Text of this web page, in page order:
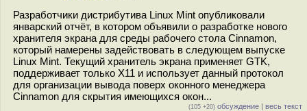
Разработчики дистрибутива Linux Mint опубликовали
январский отчёт, в котором объявили о разработке нового
хранителя экрана для среды рабочего стола Cinnamon,
который намерены задействовать в следующем выпуске
Linux Mint. Текущий хранитель экрана применяет GTK,
поддерживает только X11 и использует данный протокол
для организации вывода поверх оконного менеджера
Cinnamon для скрытия имеющихся окон...
(105 +20) обсуждение | весь текст